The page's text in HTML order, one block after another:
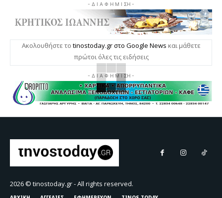
- Δ Ι Α Φ Η Μ Ι ΣΗ -
Ακολουθήστε το tinostoday.gr στο Google News και μάθετε
πρώτοι όλες τις ειδήσεις
- Δ Ι Α Φ Η Μ Ι ΣΗ -
2026 © tinostoday.gr - All rights reserved.